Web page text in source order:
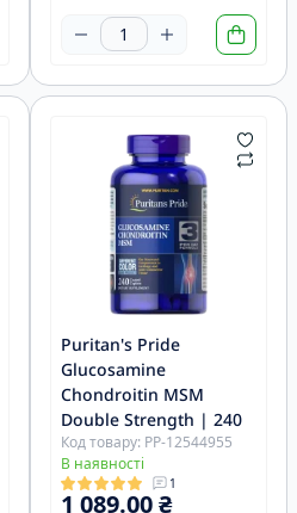
Puritan's Pride
Glucosamine
Chondroitin MSM
Double Strength | 240
Код товару: PP-12544955
В наявності
1
1 089.00 ₴